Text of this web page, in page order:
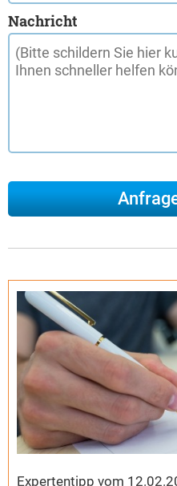
Nachricht
Expertentipp vom